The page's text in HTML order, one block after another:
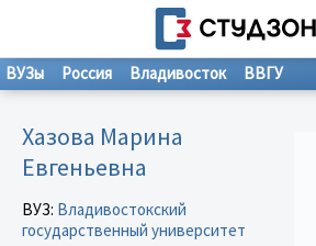
ВУЗы Россия Владивосток ВВГУ
Хазова Марина
Евгеньевна
ВУЗ: Владивостокский
государственный университет